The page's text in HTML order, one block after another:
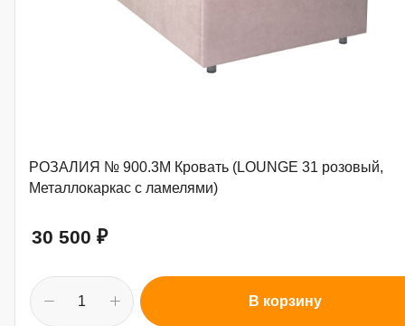
РОЗАЛИЯ № 900.3М Кровать (LOUNGE 31 розовый,
Металлокаркас с ламелями)
30 500 ₽
В корзину